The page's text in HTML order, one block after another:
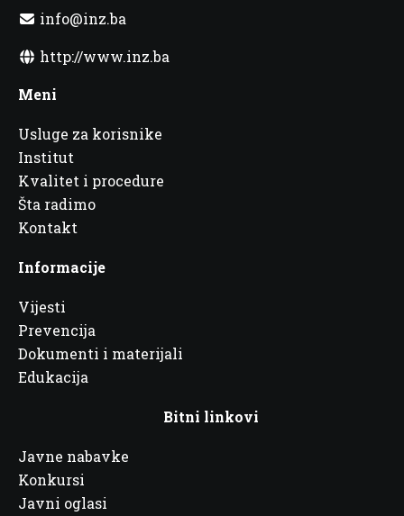
info@inz.ba
http://www.inz.ba
Meni
Usluge za korisnike
Institut
Kvalitet i procedure
Šta radimo
Kontakt
Informacije
Vijesti
Prevencija
Dokumenti i materijali
Edukacija
Bitni linkovi
Javne nabavke
Konkursi
Javni oglasi